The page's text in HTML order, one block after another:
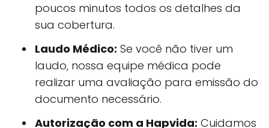
poucos minutos todos os detalhes da
sua cobertura.
Laudo Médico: Se você não tiver um
laudo, nossa equipe médica pode
realizar uma avaliação para emissão do
documento necessário.
Autorização com a Hapvida: Cuidamos